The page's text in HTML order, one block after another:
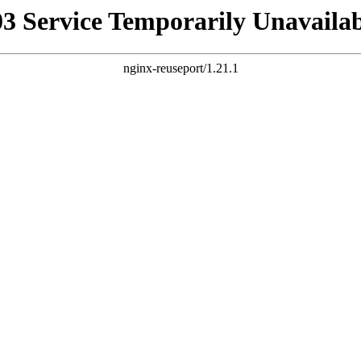
Service Temporarily
nginx-reuseport/1.21.1